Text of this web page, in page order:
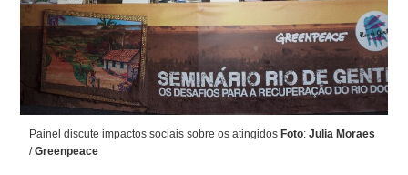
Painel discute impactos sociais sobre os atingidos Foto:Julia Moraes
/Greenpeace